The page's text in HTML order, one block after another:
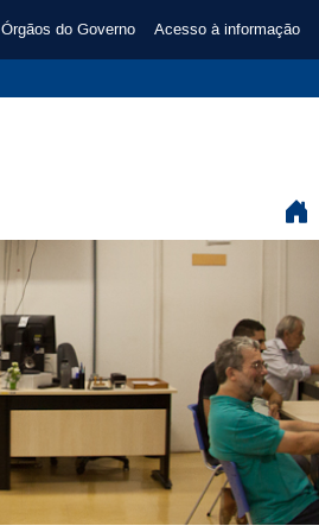
Órgãos do Governo Acesso à informação